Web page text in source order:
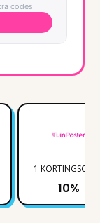
codes
1
10%